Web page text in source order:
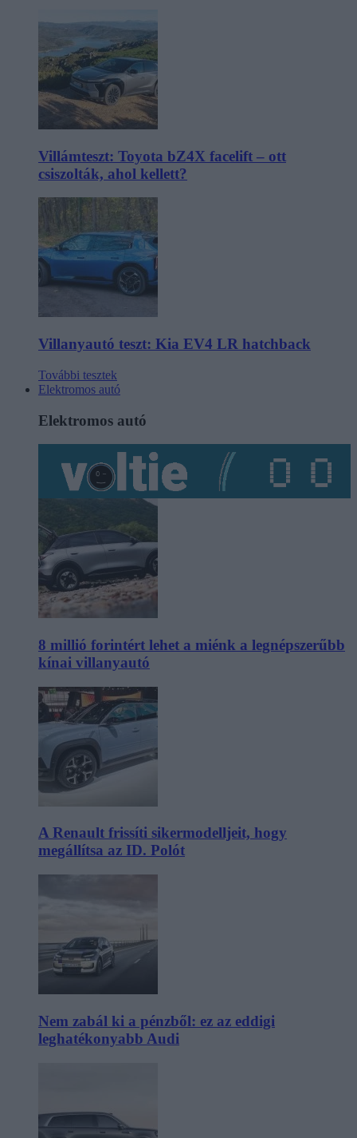
Villámteszt: Toyota bZ4X facelift – ott
csiszolták, ahol kellett?
Villanyautó teszt: Kia EV4 LR hatchback
További tesztek
Elektromos autó
Elektromos autó
8 millió forintért lehet a miénk a legnépszerűbb
kínai villanyautó
A Renault frissíti sikermodelljeit, hogy
megállítsa az ID. Polót
Nem zabál ki a pénzből: ez az eddigi
leghatékonyabb Audi